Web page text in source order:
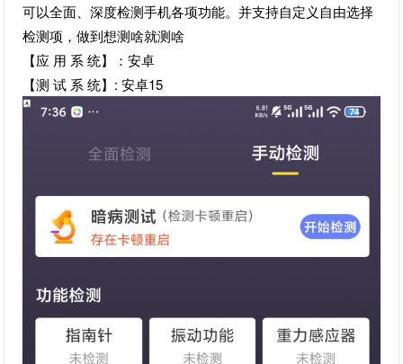
可以全面、深度检测手机各项功能。并支持自定义自由选择
检测项，做到想测啥就测啥
【应 用 系 统】：安卓
【测 试 系 统】: 安卓15